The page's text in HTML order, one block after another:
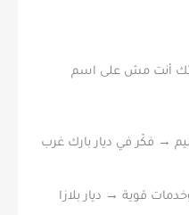
أنت مش على اسم
→ فكّر في ديار بارك غرب
قوية → ديار بلازا